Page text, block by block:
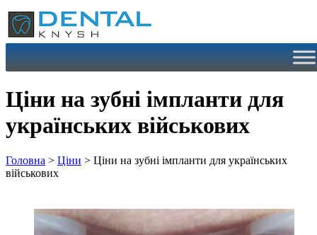
Перейти
до
вмісту
Ціни на зубні імпланти для
українських військових
Головна > Ціни > Ціни на зубні імпланти для українських
військових